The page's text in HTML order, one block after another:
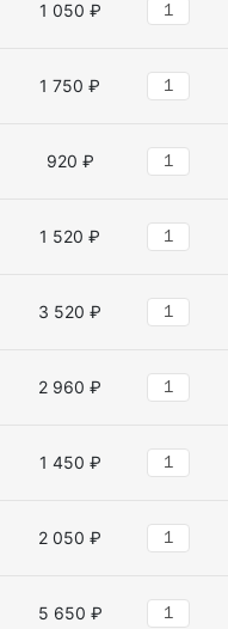
1 050 ₽
1 750 ₽
920 ₽
1 520 ₽
3 520 ₽
2 960 ₽
1 450 ₽
2 050 ₽
5 650 ₽